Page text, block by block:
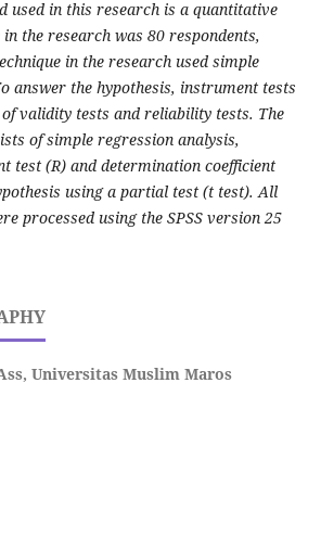
used in this research is a quantitative
the research was 80 respondents,
in the research used simple
answer the hypothesis, instrument tests
validity tests and reliability tests. The
of simple regression analysis,
test (R) and determination coefficient
using a partial test (t test). All
processed using the SPSS version 25
Universitas Muslim Maros